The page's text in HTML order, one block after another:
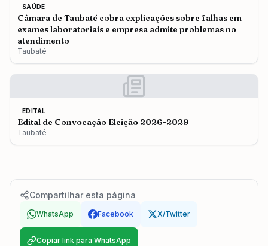
SAÚDE
Câmara de Taubaté cobra explicações sobre falhas em
exames laboratoriais e empresa admite problemas no
atendimento
Taubaté
EDITAL
Edital de Convocação Eleição 2026-2029
Taubaté
Compartilhar esta página
WhatsApp Facebook X/Twitter
Copiar link para WhatsApp